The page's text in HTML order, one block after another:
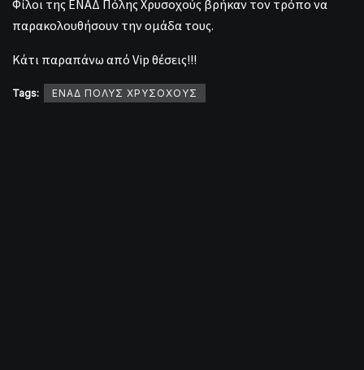
Φίλοι της ΕΝΑΔ Πόλης Χρυσοχούς βρήκαν τον τρόπο να
παρακολουθήσουν την ομάδα τους.
Κάτι παραπάνω από Vip θέσεις!!!
Tags: ΕΝΑΔ ΠΟΛΥΣ ΧΡΥΣΟΧΟΥΣ